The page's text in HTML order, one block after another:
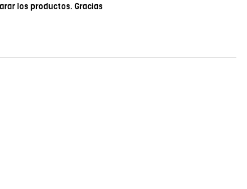
los productos. Gracias